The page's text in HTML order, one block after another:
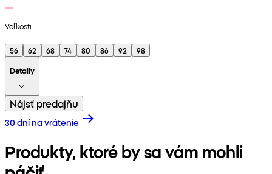
Veľkosti
56 62 68 74 80 86 92
98
Detaily
Nájsť predajňu
30 dní na vrátenie
Produkty, ktoré by sa vám mohli